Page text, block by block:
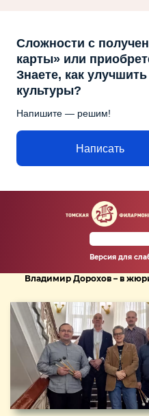
Сложности с
карты» или
Знаете, как
культуры?
Напишите — решим!
Написать
Версия для
Владимир Дорохов – в